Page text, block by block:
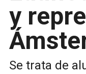
y
Se trata de